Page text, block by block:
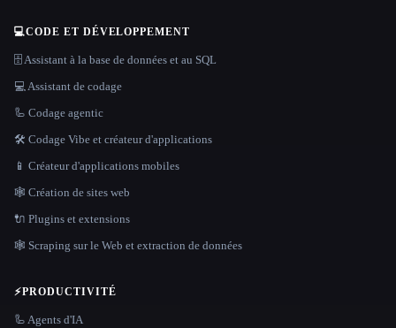
💻CODE ET DÉVELOPPEMENT
🗄️ Assistant à la base de données et au SQL
💻 Assistant de codage
🦾 Codage agentic
🛠️ Codage Vibe et créateur d'applications
📱 Créateur d'applications mobiles
🕸 Création de sites web
🔌 Plugins et extensions
🕸️ Scraping sur le Web et extraction de données
⚡PRODUCTIVITÉ
🦾 Agents d'IA